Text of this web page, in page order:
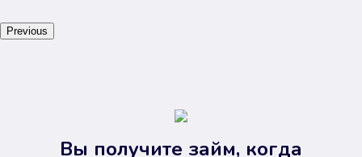
Previous
Вы получите займ, когда